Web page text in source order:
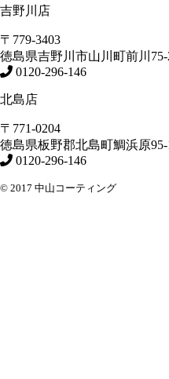
吉野川店
〒779-3403
徳島県吉野川市山川町前川75-
0120-296-146
北島店
〒771-0204
徳島県板野郡北島町鯛浜原95-
0120-296-146
© 2017 中山コーティング